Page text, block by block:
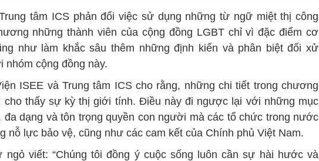
tâm ICS phản đối việc sử dụng những từ ngữ miệt thị công
những thành viên của cộng đồng LGBT chỉ vì đặc điểm cơ
như làm khắc sâu thêm những định kiến và phân biệt đối xử
nhóm cộng đồng này.
ISEE và Trung tâm ICS cho rằng, những chi tiết trong chương
cho thấy sự kỳ thị giới tính. Điều này đi ngược lại với những mục
đa dạng và tôn trọng quyền con người mà các tổ chức trong nước
nỗ lực bảo vệ, cũng như các cam kết của Chính phủ Việt Nam.
ngỏ viết: “Chúng tôi đồng ý cuộc sống luôn cần sự hài hước và